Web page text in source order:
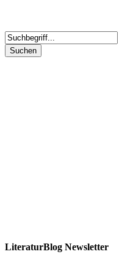
LiteraturBlog Newsletter